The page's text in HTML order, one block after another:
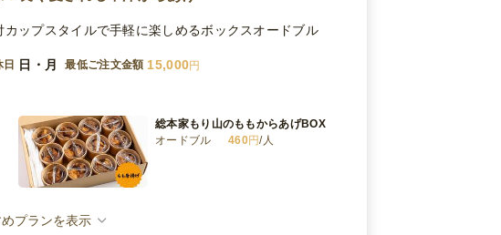
ップスタイルで手軽に楽しめるボックスオードブル
日 日・月 最低ご注文金額 15,000円
総本家もり山のももからあげBOX
オードブル
460円/人
プランを表示